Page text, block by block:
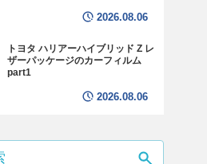
2026.08.06
トヨタ ハリアーハイブリッド Z レ
ザーパッケージのカーフィルム
part1
2026.08.06